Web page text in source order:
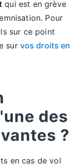
qui est en grève
Pour
sur ce point
sur vos droits en
des
?
en cas de vol